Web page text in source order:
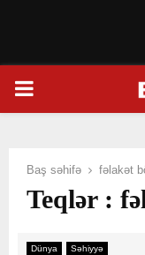
PRIMARY
Baş səhifə fəlakət
Teqlər :
Dünya Səhiyyə